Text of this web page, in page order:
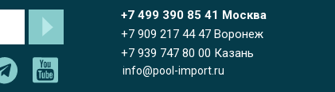
+7 499 390 85 41 Москва
+7 909 217 44 47 Воронеж
+7 939 747 80 00 Казань
info@pool-import.ru